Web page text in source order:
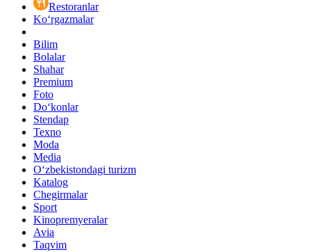
Restoranlar
Ko‘rgazmalar
Bilim
Bolalar
Shahar
Premium
Foto
Do‘konlar
Stendap
Texno
Moda
Media
O‘zbekistondagi turizm
Katalog
Chegirmalar
Sport
Kinopremyeralar
Avia
Taqvim